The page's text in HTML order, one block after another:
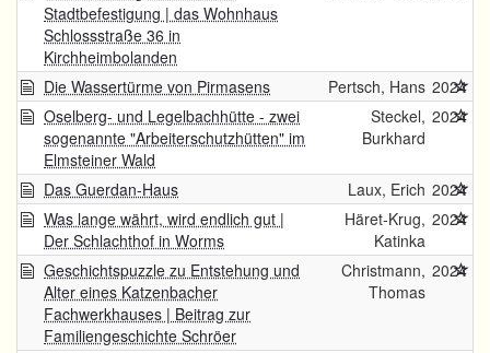
Stadtbefestigung | das Wohnhaus
Schlossstraße 36 in
Kirchheimbolanden
Die Wassertürme von Pirmasens Pertsch, Hans 2024
Oselberg- und Legelbachhütte - zwei
sogenannte "Arbeiterschutzhütten" im
Elmsteiner Wald
Steckel,
Burkhard
2024
Das Guerdan-Haus Laux, Erich 2024
Was lange währt, wird endlich gut |
Der Schlachthof in Worms
Häret-Krug,
Katinka
2024
Geschichtspuzzle zu Entstehung und
Alter eines Katzenbacher
Fachwerkhauses | Beitrag zur
Familiengeschichte Schröer
Christmann,
Thomas
2024